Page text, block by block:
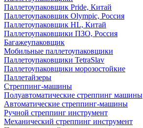
Паллетоупаковщик Pride, Китай
Паллетоупаковщик Olympic, Россия
Паллетоупаковщик HL, Китай
Паллетоупаковщики ПЗО, Россия
Багажеупаковщик
Мобильные паллетоупаковщики
Паллетоупаковщики TetraSlav
Паллетоупаковщики морозостойкие
Паллетайзеры
Стреппинг-машины
Полуавтоматические стреппинг машины
Автоматические стреппинг-машины
Ручной стреппинг инструмент
Механический стреппинг инструмент